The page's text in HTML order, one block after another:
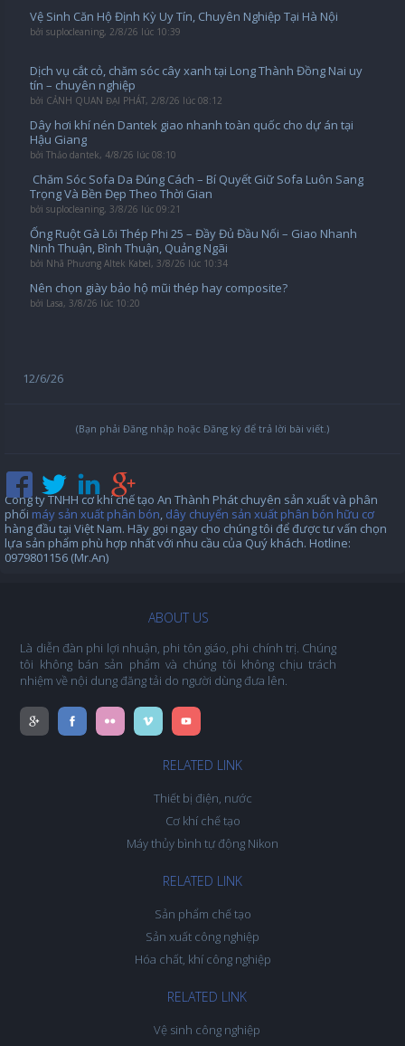
Vệ Sinh Căn Hộ Định Kỳ Uy Tín, Chuyên Nghiệp Tại Hà Nội
bởi suplocleaning, 2/8/26 lúc 10:39
Dịch vụ cắt cỏ, chăm sóc cây xanh tại Long Thành Đồng Nai uy
tín – chuyên nghiệp
bởi CẢNH QUAN ĐẠI PHÁT, 2/8/26 lúc 08:12
Dây hơi khí nén Dantek giao nhanh toàn quốc cho dự án tại
Hậu Giang
bởi Thảo dantek, 4/8/26 lúc 08:10
️ Chăm Sóc Sofa Da Đúng Cách – Bí Quyết Giữ Sofa Luôn Sang
Trọng Và Bền Đẹp Theo Thời Gian
bởi suplocleaning, 3/8/26 lúc 09:21
Ống Ruột Gà Lõi Thép Phi 25 – Đầy Đủ Đầu Nối – Giao Nhanh
Ninh Thuận, Bình Thuận, Quảng Ngãi
bởi Nhã Phương Altek Kabel, 3/8/26 lúc 10:34
Nên chọn giày bảo hộ mũi thép hay composite?
bởi Lasa, 3/8/26 lúc 10:20
12/6/26
(Bạn phải Đăng nhập hoặc Đăng ký để trả lời bài viết.)
Công ty TNHH cơ khí chế tạo An Thành Phát chuyên sản xuất và phân
phối máy sản xuất phân bón, dây chuyển sản xuất phân bón hữu cơ
hàng đầu tại Việt Nam. Hãy gọi ngay cho chúng tôi để được tư vấn chọn
lựa sản phẩm phù hợp nhất với nhu cầu của Quý khách. Hotline:
0979801156 (Mr.An)
ABOUT US
Là diễn đàn phi lợi nhuận, phi tôn giáo, phi chính trị. Chúng
tôi không bán sản phẩm và chúng tôi không chịu trách
nhiệm về nội dung đăng tải do người dùng đưa lên.
RELATED LINK
Thiết bị điện, nước
Cơ khí chế tạo
Máy thủy bình tự động Nikon
RELATED LINK
Sản phẩm chế tạo
Sản xuất công nghiệp
Hóa chất, khí công nghiệp
RELATED LINK
Vệ sinh công nghiệp